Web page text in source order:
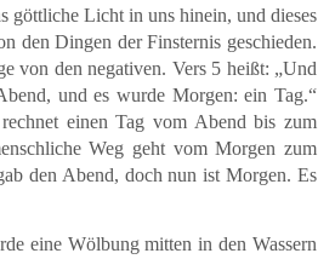
göttliche Licht in uns hinein, und dieses
den Dingen der Finsternis geschieden.
von den negativen. Vers 5 heißt: „Und
und es wurde Morgen: ein Tag.“
einen Tag vom Abend bis zum
Weg geht vom Morgen zum
den Abend, doch nun ist Morgen. Es
eine Wölbung mitten in den Wassern